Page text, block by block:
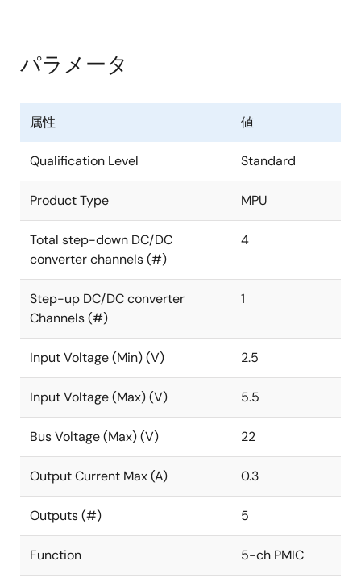
このPMICは、パワーパス管理機能付きリニアチャージ
負荷スイッチ、広い出力電圧昇圧レギュレータ、ウォ
ッチドッグ、保護機能からなり、I
C設定可能な小型
WLCSPパッケージで構成されます。DA9073には、複数
の省電力モードを搭載し、製品が棚に置かれていて
も、稼働していても、バッテリの寿命を延ばすことが
できます。負荷電流10μAまで効率の良い超低Iqの降圧
コンバータと低IqのLDOにより、さらなる省電力化を実
現しました。LDOの確定されていない入力は、バッテ
リ出力または降圧出力のいずれかに接続することがで
きます。内蔵の高効率昇圧レギュレータは、幅広い出
力電圧で、センサとディスプレイ電源の両方のニーズ
をサポートします。
DA9073は、最大500mAの充電電流を供給し、充電サ
イクルを高速化します。充電プロファイルは、外部抵
抗またはソフトウェアでプログラム可能で、スタンド
アロン動作またはホスト制御が可能です。
DA9073には、システムとバッテリの間で供給される電
流を自動的にバランスさせる、動的電源パス管理を搭
載しています。
メリット
低速・高速充電に対応したフレキシブルな充電器
パラメータ
属性 値
Qualification Level Standard
Product Type MPU
Total step-down DC/DC
converter channels (#)
4
Step-up DC/DC converter
Channels (#)
1
Input Voltage (Min) (V) 2.5
Input Voltage (Max) (V) 5.5
Bus Voltage (Max) (V) 22
Output Current Max (A) 0.3
Outputs (#) 5
Function 5-ch PMIC